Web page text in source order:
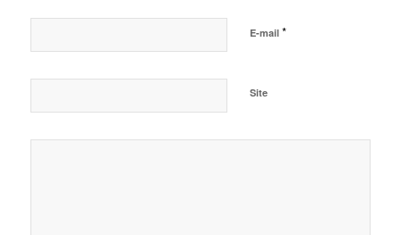
E-mail *
Site